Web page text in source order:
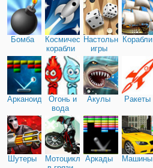
Бомба
Космические
корабли
Настольные
игры
Корабли
Арканоид
Огонь и
вода
Акулы Ракеты
Шутеры
МотоциклыАркады Машины